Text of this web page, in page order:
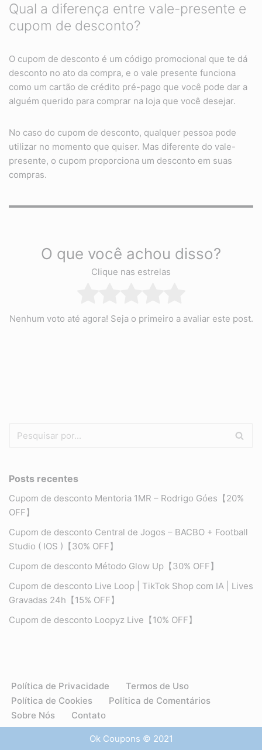
Qual a diferença entre vale-presente e
cupom de desconto?
O cupom de desconto é um código promocional que te dá
desconto no ato da compra, e o vale presente funciona
como um cartão de crédito pré-pago que você pode dar a
alguém querido para comprar na loja que você desejar.
No caso do cupom de desconto, qualquer pessoa pode
utilizar no momento que quiser. Mas diferente do vale-
presente, o cupom proporciona um desconto em suas
compras.
O que você achou disso?
Clique nas estrelas
Nenhum voto até agora! Seja o primeiro a avaliar este post.
Posts recentes
Cupom de desconto Mentoria 1MR – Rodrigo Góes【20%
OFF】
Cupom de desconto Central de Jogos – BACBO + Football
Studio ( IOS )【30% OFF】
Cupom de desconto Método Glow Up【30% OFF】
Cupom de desconto Live Loop | TikTok Shop com IA | Lives
Gravadas 24h【15% OFF】
Cupom de desconto Loopyz Live【10% OFF】
Política de Privacidade
Termos de Uso
Política de Cookies
Política de Comentários
Sobre Nós
Contato
Ok Coupons © 2021